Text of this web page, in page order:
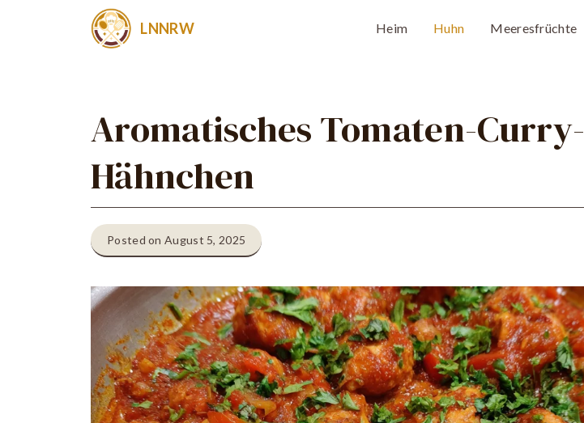
LNNRW Heim Huhn Meeresfrüchte
Aromatisches Tomaten-Curry-
Hähnchen
Posted on August 5, 2025